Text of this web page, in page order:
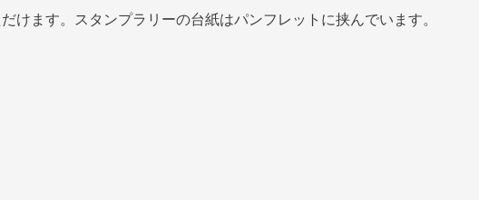
けます。スタンプラリーの台紙はパンフレットに挟んでいます。